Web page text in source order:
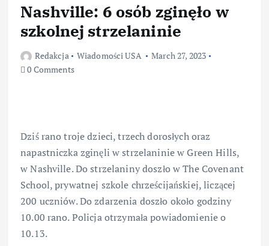
Nashville: 6 osób zginęło w
szkolnej strzelaninie
Redakcja Wiadomości USA
March 27, 2023
0 Comments
Dziś rano troje dzieci, trzech dorosłych oraz
napastniczka zginęli w strzelaninie w Green Hills,
w Nashville. Do strzelaniny doszło w The Covenant
School, prywatnej szkole chrześcijańskiej, liczącej
200 uczniów. Do zdarzenia doszło około godziny
10.00 rano. Policja otrzymała powiadomienie o
10.13.